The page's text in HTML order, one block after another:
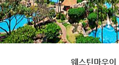
웨스틴마우이